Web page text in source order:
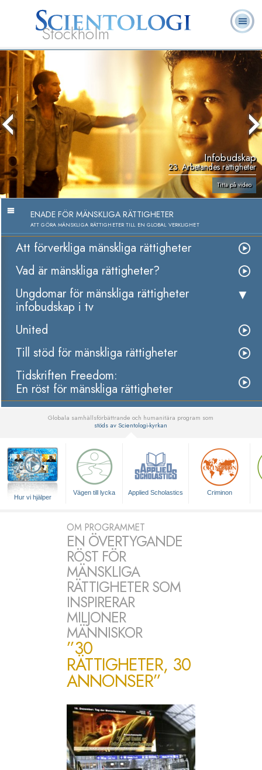
Stockholm
L. Ron
Hubbard
Frivilligpastorer
Ofta ställda
frågor
Böcker
Infobudskap
23. Arbetandes rättigheter
Titta på video
ENADE FÖR MÄNSKLIGA RÄTTIGHETER
ATT GÖRA MÄNSKLIGA RÄTTIGHETER TILL EN GLOBAL VERKLIGHET
Att förverkliga mänskliga rättigheter
Vad är mänskliga rättigheter?
Ungdomar för mänskliga rättigheter
infobudskap i tv
United
Till stöd för mänskliga rättigheter
Tidskriften Freedom:
En röst för mänskliga rättigheter
Globala samhällsförbättrande och humanitära program som
stöds av Scientologi-kyrkan
Hur vi hjälper
Vägen till lycka Applied Scholastics Criminon
OM PROGRAMMET
EN ÖVERTYGANDE
RÖST FÖR
MÄNSKLIGA
RÄTTIGHETER SOM
INSPIRERAR
MILJONER
MÄNNISKOR
”30
RÄTTIGHETER, 30
ANNONSER”